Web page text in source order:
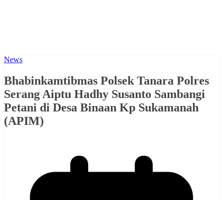
News
Bhabinkamtibmas Polsek Tanara Polres
Serang Aiptu Hadhy Susanto Sambangi
Petani di Desa Binaan Kp Sukamanah
(APIM)